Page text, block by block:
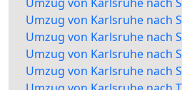
Umzug von Karlsruhe nach
Umzug von Karlsruhe nach
Umzug von Karlsruhe nach
Umzug von Karlsruhe nach